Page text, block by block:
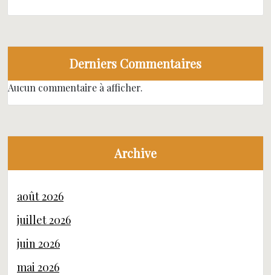
Derniers Commentaires
Aucun commentaire à afficher.
Archive
août 2026
juillet 2026
juin 2026
mai 2026